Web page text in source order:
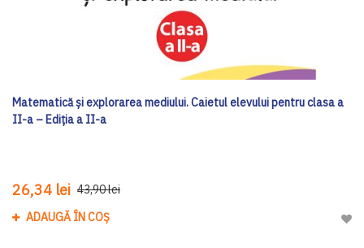
Matematică și explorarea mediului. Caietul elevului pentru clasa a
II-a – Ediția a II-a
26,34 lei 43,90 lei
ADAUGĂ ÎN COȘ